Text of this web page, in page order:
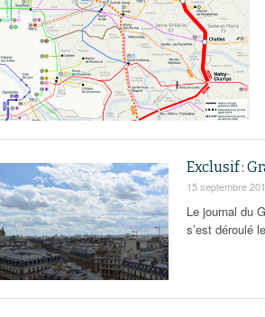
Exclusif :
15 septembre
Le journal du
s’est déroulé